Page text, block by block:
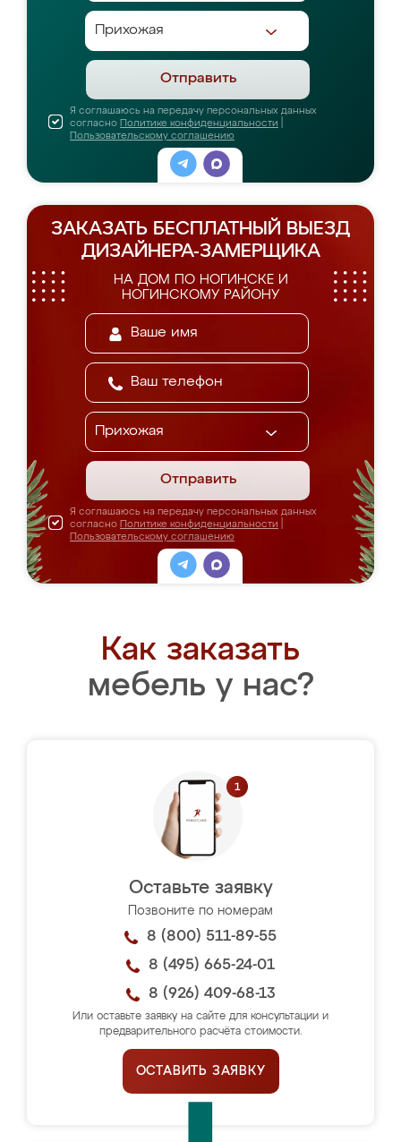
Отправить
Я соглашаюсь на передачу персональных данных
согласно Политике конфиденциальности
Пользовательскому соглашению
ЗАКАЗАТЬ БЕСПЛАТНЫЙ ВЫЕЗД
ДИЗАЙНЕРА-ЗАМЕРЩИКА
НА ДОМ ПО НОГИНСКЕ И
НОГИНСКОМУ РАЙОНУ
Отправить
Я соглашаюсь на передачу персональных данных
согласно Политике конфиденциальности
Пользовательскому соглашению
Как заказать
мебель у нас?
Оставьте заявку
Позвоните по номерам
8 (800) 511-89-55
8 (495) 665-24-01
8 (926) 409-68-13
Или оставьте заявку на сайте для консультации и
предварительного расчёта стоимости.
ОСТАВИТЬ ЗАЯВКУ